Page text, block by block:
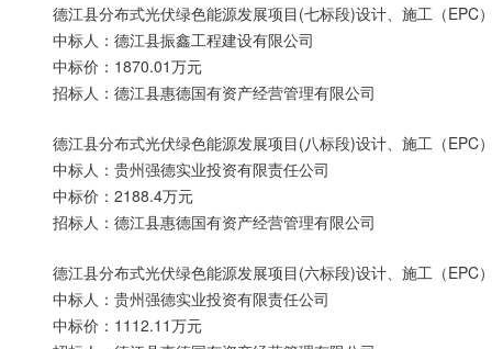
德江县分布式光伏绿色能源发展项目(七标段)设计、施工（EPC
中标人：德江县振鑫工程建设有限公司
中标价：1870.01万元
招标人：德江县惠德国有资产经营管理有限公司
德江县分布式光伏绿色能源发展项目(八标段)设计、施工（EPC
中标人：贵州强德实业投资有限责任公司
中标价：2188.4万元
招标人：德江县惠德国有资产经营管理有限公司
德江县分布式光伏绿色能源发展项目(六标段)设计、施工（EPC
中标人：贵州强德实业投资有限责任公司
中标价：1112.11万元